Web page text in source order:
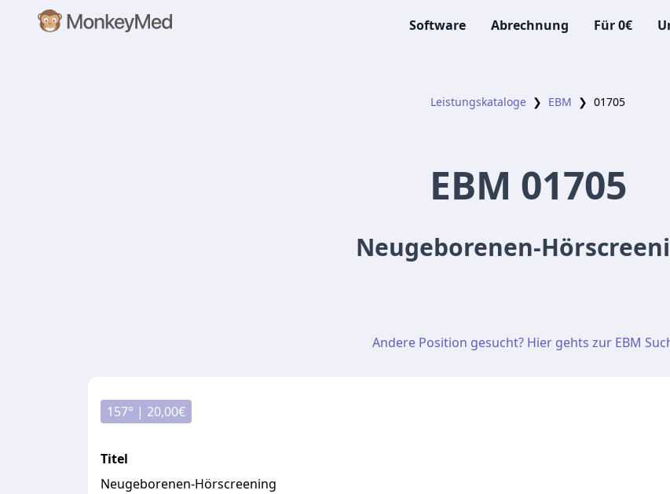
Software Abrechnung Für 0€
Leistungskataloge ❯ EBM ❯ 01705
EBM 01705
Neugeborenen-
Andere Position gesucht? Hier gehts zur EBM
157° | 20,00€
Titel
Neugeborenen-Hörscreening